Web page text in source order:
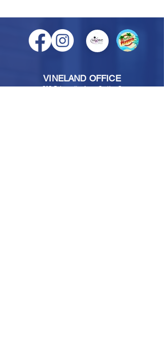
VINELAND OFFICE
818 E. Landis Ave., Suite C